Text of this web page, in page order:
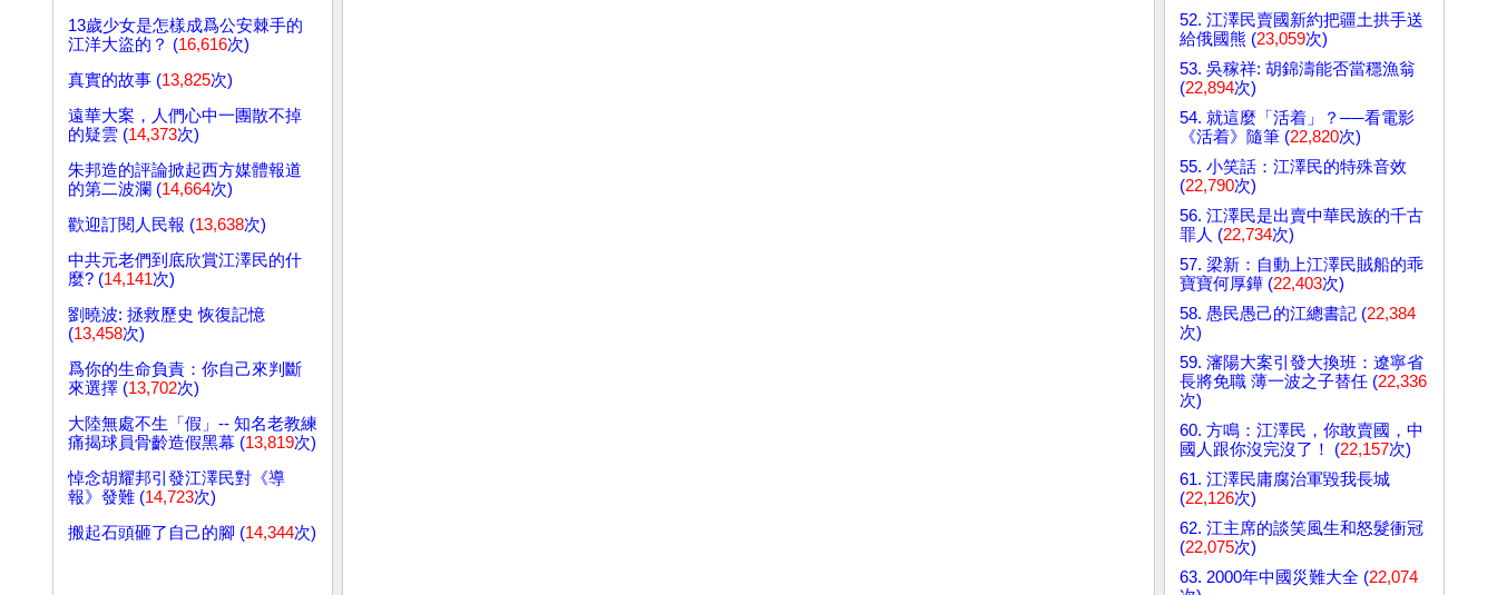
13歲少女是怎樣成爲公安棘手的
江洋大盜的？ (16,616次)
真實的故事 (13,825次)
遠華大案，人們心中一團散不掉
的疑雲 (14,373次)
朱邦造的評論掀起西方媒體報道
的第二波瀾 (14,664次)
歡迎訂閱人民報 (13,638次)
中共元老們到底欣賞江澤民的什
麼? (14,141次)
劉曉波: 拯救歷史 恢復記憶
(13,458次)
爲你的生命負責：你自己來判斷
來選擇 (13,702次)
大陸無處不生「假」-- 知名老教練
痛揭球員骨齡造假黑幕 (13,819次)
悼念胡耀邦引發江澤民對《導
報》發難 (14,723次)
搬起石頭砸了自己的腳 (14,344次)
52. 江澤民賣國新約把疆土拱手送
給俄國熊 (23,059次)
53. 吳稼祥: 胡錦濤能否當穩漁翁
(22,894次)
54. 就這麼「活着」？──看電影
《活着》隨筆 (22,820次)
55. 小笑話：江澤民的特殊音效
(22,790次)
56. 江澤民是出賣中華民族的千古
罪人 (22,734次)
57. 梁新：自動上江澤民賊船的乖
寶寶何厚鏵 (22,403次)
58. 愚民愚己的江總書記 (22,384
次)
59. 瀋陽大案引發大換班：遼寧省
長將免職 薄一波之子替任 (22,336
次)
60. 方鳴：江澤民，你敢賣國，中
國人跟你沒完沒了！ (22,157次)
61. 江澤民庸腐治軍毀我長城
(22,126次)
62. 江主席的談笑風生和怒髮衝冠
(22,075次)
63. 2000年中國災難大全 (22,074